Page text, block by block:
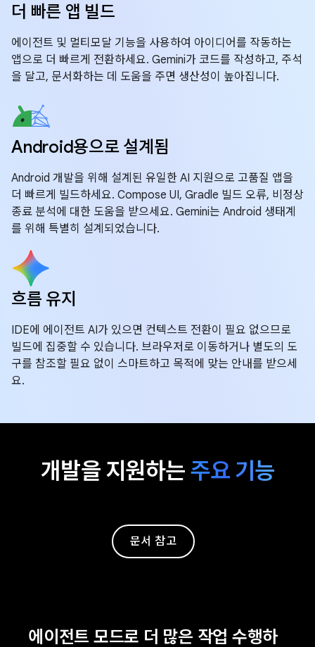
더 빠른 앱 빌드
에이전트 및 멀티모달 기능을 사용하여 아이디어를 작동하는
앱으로 더 빠르게 전환하세요. Gemini가 코드를 작성하고, 주석
을 달고, 문서화하는 데 도움을 주면 생산성이 높아집니다.
Android용으로 설계됨
Android 개발을 위해 설계된 유일한 AI 지원으로 고품질 앱을
더 빠르게 빌드하세요. Compose UI, Gradle 빌드 오류, 비정상
종료 분석에 대한 도움을 받으세요. Gemini는 Android 생태계
를 위해 특별히 설계되었습니다.
흐름 유지
IDE에 에이전트 AI가 있으면 컨텍스트 전환이 필요 없으므로
빌드에 집중할 수 있습니다. 브라우저로 이동하거나 별도의 도
구를 참조할 필요 없이 스마트하고 목적에 맞는 안내를 받으세
요.
개발을 지원하는 주요 기능
문서 참고
에이전트 모드로 더 많은 작업 수행하